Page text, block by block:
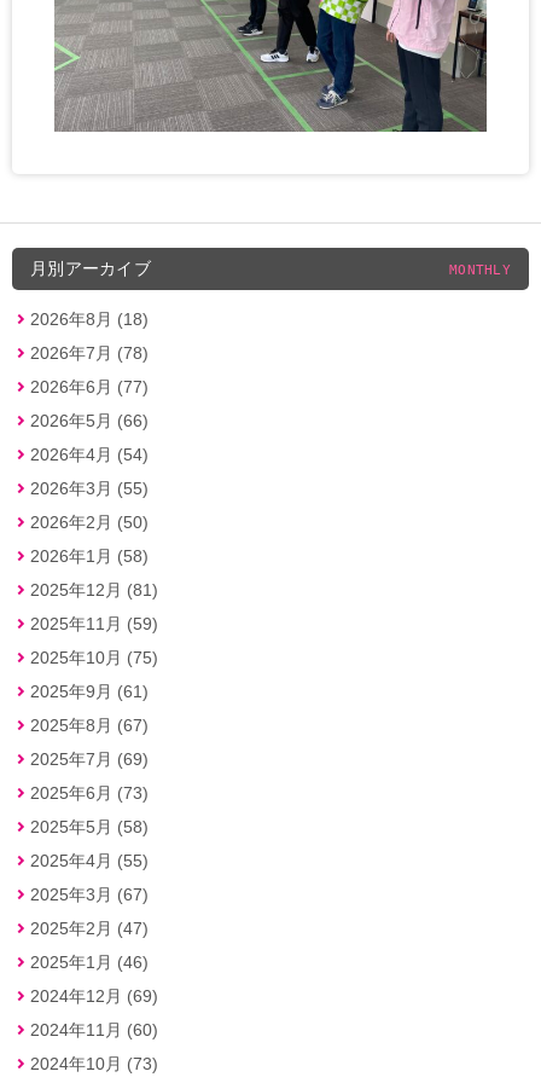
月別アーカイブ MONTHLY
2026年8月 (18)
2026年7月 (78)
2026年6月 (77)
2026年5月 (66)
2026年4月 (54)
2026年3月 (55)
2026年2月 (50)
2026年1月 (58)
2025年12月 (81)
2025年11月 (59)
2025年10月 (75)
2025年9月 (61)
2025年8月 (67)
2025年7月 (69)
2025年6月 (73)
2025年5月 (58)
2025年4月 (55)
2025年3月 (67)
2025年2月 (47)
2025年1月 (46)
2024年12月 (69)
2024年11月 (60)
2024年10月 (73)